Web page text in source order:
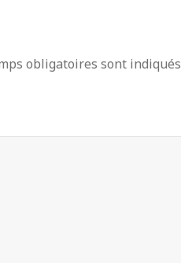
obligatoires sont indiqués